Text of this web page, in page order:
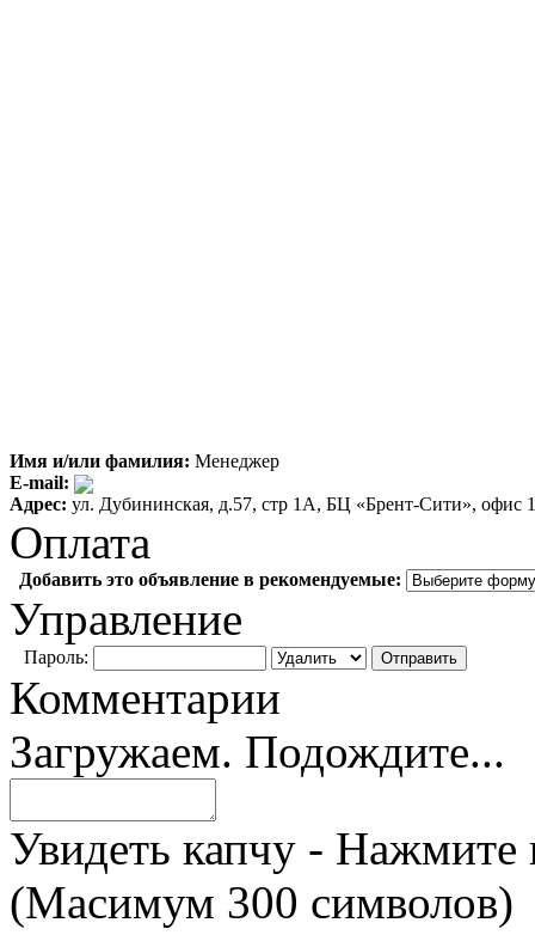
Имя и/или фамилия: Менеджер
E-mail:
Адрес: ул. Дубининская, д.57, стр 1А, БЦ «Брент-Сити», офис
Оплата
Добавить это объявление в рекомендуемые:
Управление
Пароль:
Комментарии
Загружаем. Подождите...
Увидеть капчу - Нажмите
(Масимум 300 символов)